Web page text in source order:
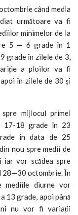
când media
următoare va fi
minimelor de la
5 — 6 grade în 1
grade în zilele de 3,
a ploilor va fi
în zilele de 30 și
mijlocul primei
17-18 grade în 23
în data de 25
nou spre medii de
iar vor scădea spre
28—30 octombrie. În
mediile diurne vor
13 grade, apoi până
nu vor fi variații